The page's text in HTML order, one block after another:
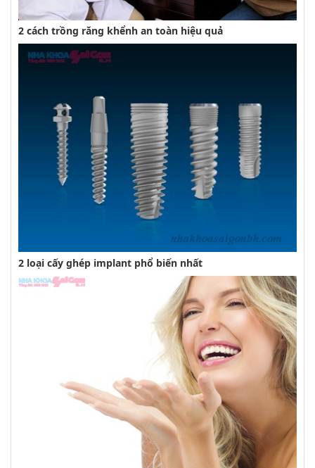
2 cách trồng răng khểnh an toàn hiệu quả
2 loại cấy ghép implant phổ biến nhất